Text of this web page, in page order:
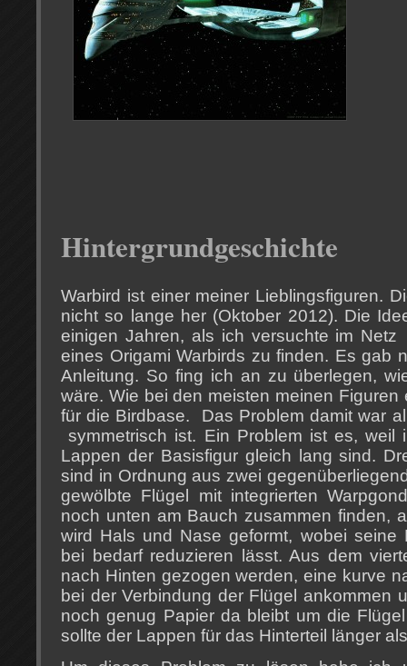
Hintergrundgeschichte
Warbird ist einer meiner Lieblingsfiguren.
nicht so lange her (Oktober 2012). Die
einigen Jahren, als ich versuchte im
eines Origami Warbirds zu finden. Es gab
Anleitung. So fing ich an zu überlegen,
wäre. Wie bei den meisten meinen
für die Birdbase. Das Problem damit war
symmetrisch ist. Ein Problem ist es, weil
Lappen der Basisfigur gleich lang sind.
sind in Ordnung aus zwei
gewölbte Flügel mit integrierten
noch unten am Bauch zusammen finden,
wird Hals und Nase geformt, wobei seine
bei bedarf reduzieren lässt. Aus dem
nach Hinten gezogen werden, eine kurve
bei der Verbindung der Flügel ankommen
noch genug Papier da bleibt um die
sollte der Lappen für das Hinterteil länger